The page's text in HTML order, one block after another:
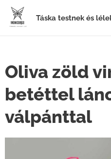
Táska testnek és
Oliva zöld
betéttel
válpánttal